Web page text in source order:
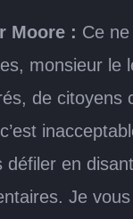
Moore : Ce
monsieur le
de citoyens
défiler en
Je